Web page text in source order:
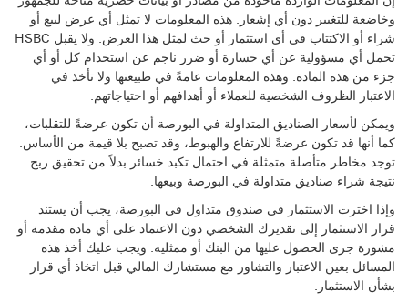
وخاضعة للتغيير دون أي إشعار. هذه المعلومات لا تمثل أي عرض لبيع أو
شراء أو الاكتتاب في أي استثمار أو حث لمثل هذا العرض. ولا يقبل HSBC
تحمل أي مسؤولية عن أي خسارة أو ضرر ناجم عن استخدام كل أو أي
جزء من هذه المادة. وهذه المعلومات عامةً في طبيعتها ولا تأخذ في
الاعتبار الظروف الشخصية للعملاء أو أهدافهم أو احتياجاتهم.
ويمكن لأسعار الصناديق المتداولة في البورصة أن تكون عرضةً للتقلبات،
كما أنها قد تكون عرضةً للارتفاع والهبوط، وقد تصبح بلا قيمة من الأساس.
توجد مخاطر متأصلة متمثلة في احتمال تكبد خسائر بدلاً من تحقيق ربح
نتيجة شراء صناديق متداولة في البورصة وبيعها.
وإذا اخترت الاستثمار في صندوق متداول في البورصة، يجب أن يستند
قرار الاستثمار إلى تقديرك الشخصي دون الاعتماد على أي مادة مقدمة أو
مشورة جرى الحصول عليها من البنك أو ممثليه. ويجب عليك أخذ هذه
المسائل بعين الاعتبار والتشاور مع مستشارك المالي قبل اتخاذ أي قرار
بشأن الاستثمار.